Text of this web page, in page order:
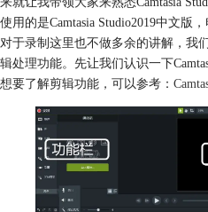
使用的是Camtasia Studio2019中文版
对于录制这里也不做多余的讲解，我
辑处理功能。先让我们认识一下
想要了解剪辑功能，可以参考：